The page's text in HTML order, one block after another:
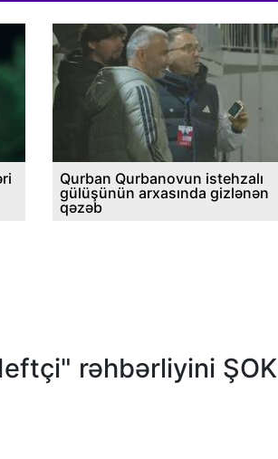
Qurban Qurbanovun istehzalı
gülüşünün arxasında gizlənən
qəzəb
rəhbərliyini ŞOK